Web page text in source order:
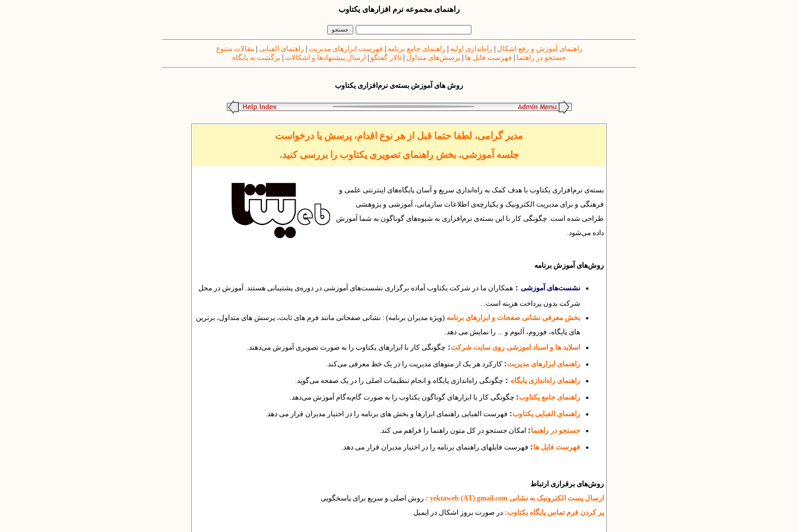
راهنمای مجموعه نرم افزارهای یکتاوب
راهنمای آموزش و رفع اشکال راه‌اندازی اولیه راهنمای جامع برنامه فهرست ابزارهای مدیریت راهنمای الفبایی |مقالات متنوع
جستجو در راهنما
فهرست فایل ها پرسش‌های متداول تالار گفتگو ارسال پیشنهادها و اشکالات برگشت به پایگاه
روش های آموزش بسته‌ی نرم‌افزاری یکتاوب
مدیر گرامی، لطفا حتما قبل از هر نوع اقدام، پرسش یا درخواست
جلسه آموزشی، بخش راهنمای تصویری یکتاوب را بررسی کنید.
بسته‌ی نرم‌افزاری یکتاوب با هدف کمک به راه‌‌اندازی سریع و آسان پایگاه‌های اینترنتی علمی و
فرهنگی و برای مدیریت الکترونیک و یکپارچه‌ی اطلاعات سازمانی، آموزشی و پژوهشی
طراحی شده است. چگونگی کار با این بسته‌ی نرم‌افزاری به شیوه‌های گوناگون به شما آموزش
داده می‌شود.
روش‌های آموزش برنامه
نشست‌های آموزشی : همکاران ما در شرکت یکتاوب آماده برگزاری نشست‌های آموزشی در دوره‌ی پشتیبانی هستند. آموزش در محل
شرکت بدون پرداخت هزینه است. .
بخش معرفی نشانی صفحات و ابزارهای برنامه (ویژه مدیران برنامه) : نشانی صفحاتی مانند فرم های ثابت، پرسش های متداول، برترین
های پایگاه، فوروم، آلبوم و ... را نمایش می دهد.
اسلاید ها و اسناد اموزشی روی سایت شرکت: چگونگی کار با ابزارهای یکتاوب را به صورت تصویری آموزش می‌دهند.
راهنمای ابزارهای مدیریت: کارکرد هر یک از منوهای مدیریت را در یک خط معرفی می‌کند.
راهنمای راه‌اندازی پایگاه : چگونگی راه‌اندازی پایگاه و انجام تنظیمات اصلی را در یک صفحه می‌گوید.
راهنمای جامع یکتاوب: چگونگی کار با ابزارهای گوناگون یکتاوب را به صورت گام‌به‌گام آموزش می‌دهد.
راهنمای الفبایی یکتاوب: فهرست الفبایی راهنمای ابزارها و بخش های برنامه را در اختیار مدیران قرار می دهد.
جستجو در راهنما: امکان جستجو در کل متون راهنما را فراهم می کند.
فهرست فایل ها: فهرست فایلهای راهنمای برنامه را در اختیار مدیران قرار می دهد.
روش‌های برقراری ارتباط
ارسال پست الکترونیک به نشانی yektaweb (AT) gmail.com :
روش اصلی و سریع برای پاسخگویی
پر کردن فرم تماس پایگاه یکتاوب: در صورت بروز اشکال در ایمیل